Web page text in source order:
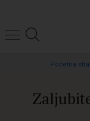
Početna